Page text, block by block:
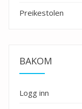
Preikestolen
BAKOM
Logg inn